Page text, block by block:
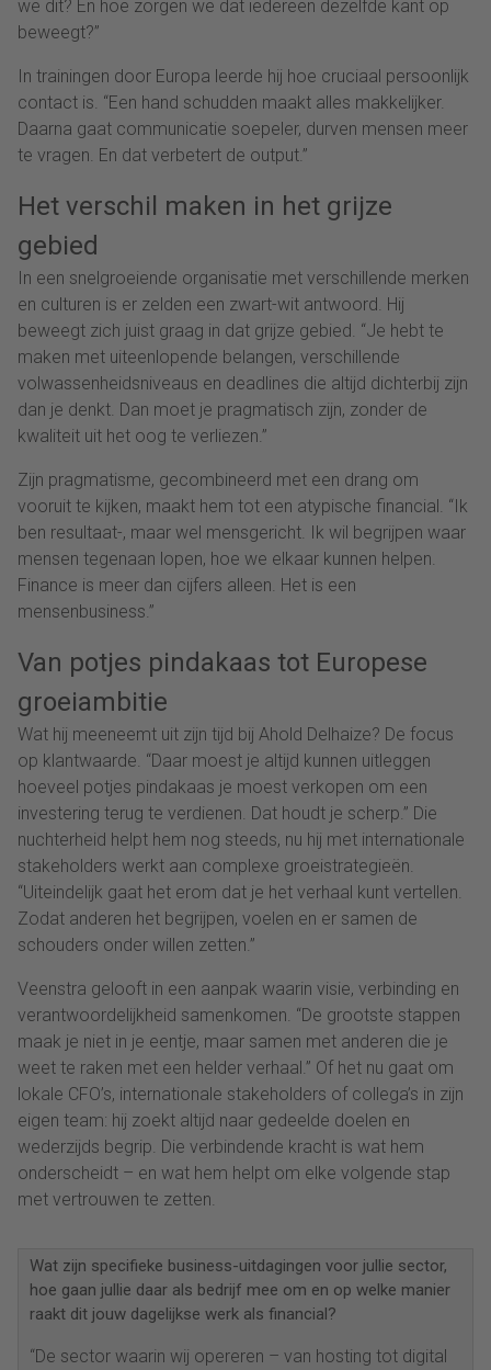
we dit? En hoe zorgen we dat iedereen dezelfde kant op
beweegt?”
In trainingen door Europa leerde hij hoe cruciaal persoonlijk
contact is. “Een hand schudden maakt alles makkelijker.
Daarna gaat communicatie soepeler, durven mensen meer
te vragen. En dat verbetert de output.”
Het verschil maken in het grijze
gebied
In een snelgroeiende organisatie met verschillende merken
en culturen is er zelden een zwart-wit antwoord. Hij
beweegt zich juist graag in dat grijze gebied. “Je hebt te
maken met uiteenlopende belangen, verschillende
volwassenheidsniveaus en deadlines die altijd dichterbij zijn
dan je denkt. Dan moet je pragmatisch zijn, zonder de
kwaliteit uit het oog te verliezen.”
Zijn pragmatisme, gecombineerd met een drang om
vooruit te kijken, maakt hem tot een atypische financial. “Ik
ben resultaat-, maar wel mensgericht. Ik wil begrijpen waar
mensen tegenaan lopen, hoe we elkaar kunnen helpen.
Finance is meer dan cijfers alleen. Het is een
mensenbusiness.”
Van potjes pindakaas tot Europese
groeiambitie
Wat hij meeneemt uit zijn tijd bij Ahold Delhaize? De focus
op klantwaarde. “Daar moest je altijd kunnen uitleggen
hoeveel potjes pindakaas je moest verkopen om een
investering terug te verdienen. Dat houdt je scherp.” Die
nuchterheid helpt hem nog steeds, nu hij met internationale
stakeholders werkt aan complexe groeistrategieën.
“Uiteindelijk gaat het erom dat je het verhaal kunt vertellen.
Zodat anderen het begrijpen, voelen en er samen de
schouders onder willen zetten.”
Veenstra gelooft in een aanpak waarin visie, verbinding en
verantwoordelijkheid samenkomen. “De grootste stappen
maak je niet in je eentje, maar samen met anderen die je
weet te raken met een helder verhaal.” Of het nu gaat om
lokale CFO’s, internationale stakeholders of collega’s in zijn
eigen team: hij zoekt altijd naar gedeelde doelen en
wederzijds begrip. Die verbindende kracht is wat hem
onderscheidt – en wat hem helpt om elke volgende stap
met vertrouwen te zetten.
Wat zijn specifieke business-uitdagingen voor jullie sector,
hoe gaan jullie daar als bedrijf mee om en op welke manier
raakt dit jouw dagelijkse werk als financial?
“De sector waarin wij opereren – van hosting tot digital